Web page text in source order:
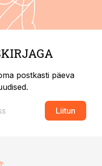
postkasti päeva
Liitun